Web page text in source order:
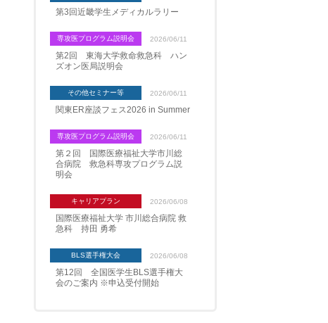
第3回近畿学生メディカルラリー
専攻医プログラム説明会 2026/06/11
第2回 東海大学救命救急科 ハン
ズオン医局説明会
その他セミナー等 2026/06/11
関東ER座談フェス2026 in Summer
専攻医プログラム説明会 2026/06/11
第２回 国際医療福祉大学市川総
合病院 救急科専攻プログラム説
明会
キャリアプラン 2026/06/08
国際医療福祉大学 市川総合病院 救
急科 持田 勇希
BLS選手権大会 2026/06/08
第12回 全国医学生BLS選手権大
会のご案内 ※申込受付開始